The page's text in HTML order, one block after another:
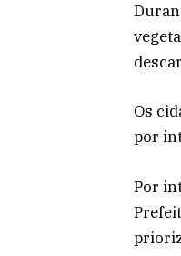
Os
por
Por